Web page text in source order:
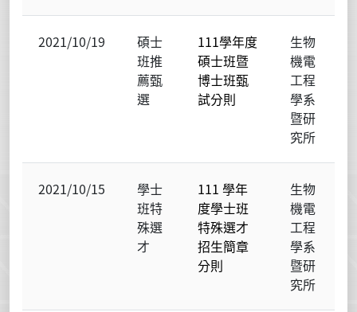
2021/10/19
碩士
班推
薦甄
選
111學年度
碩士班暨
博士班甄
試分則
生物
機電
工程
學系
暨研
究所
2021/10/15
學士
班特
殊選
才
111 學年
度學士班
特殊選才
招生簡章
分則
生物
機電
工程
學系
暨研
究所